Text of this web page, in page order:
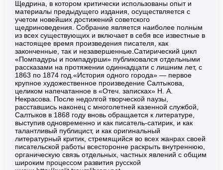
Щедрина, в котором критически использованы опыт и
материалы предыдущего издания, осуществляется с
учетом новейших достижений советского
щедриноведения. Собрание является наиболее полным
из всех существующих и включает в себя все известные в
настоящее время произведения писателя, как
законченные, так и незавершенные.Сатирический цикл
«Помпадуры и помпадурши» публиковался отдельными
рассказами на протяжении одиннадцати с лишним лет, с
1863 по 1874 год.«История одного города» — первое
крупное художественное произведение Салтыкова,
целиком напечатанное в «Отеч. записках» Н. А.
Некрасова. После недолгой творческой паузы,
расставшись наконец с многолетней казенной службой,
Салтыков в 1868 году вновь обращается к литературе,
выступив одновременно и как писатель-сатирик, и как
талантливый публицист, и как оригинальный
литературный критик, стремящийся во всех жанрах своей
писательской работы всесторонне раскрыть внутреннюю,
органическую связь отдельных, частных явлений с общим
широким процессом развития русской